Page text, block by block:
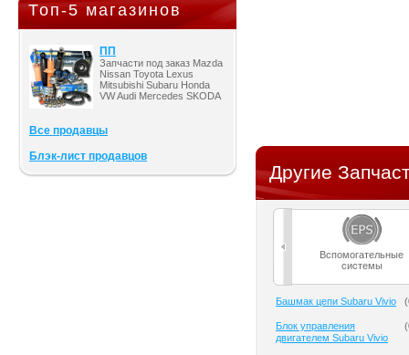
Топ-5 магазинов
ПП
Запчасти под заказ Mazda
Nissan Toyota Lexus
Mitsubishi Subaru Honda
VW Audi Mercedes SKODA
Все продавцы
Блэк-лист продавцов
Другие
Вспомогательные
системы
Башмак цепи Subaru Vivio (
Блок управления
двигателем Subaru Vivio
(